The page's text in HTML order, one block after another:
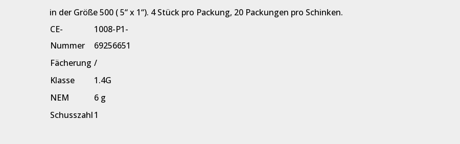
in der Größe 500 ( 5“ x 1“). 4 Stück pro Packung, 20 Packungen pro Schinken.
CE-
Nummer
1008-P1-
69256651
Fächerung /
Klasse
1.4G
NEM
6 g
Schusszahl1